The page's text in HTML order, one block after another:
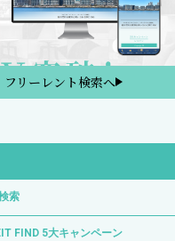
リーレント検索へ
索
FIND 5大キャンペーン